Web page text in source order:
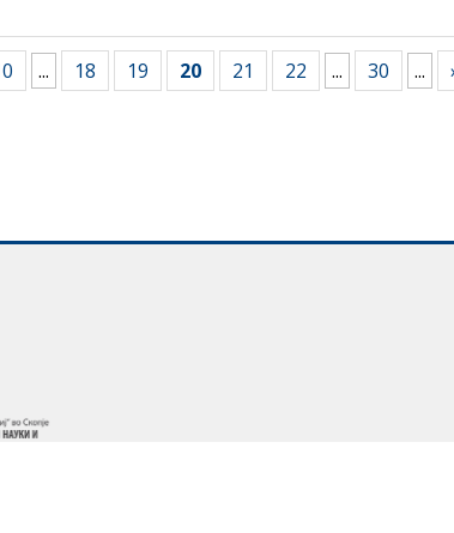
... 18 19 20 21 22 ... 30 ...